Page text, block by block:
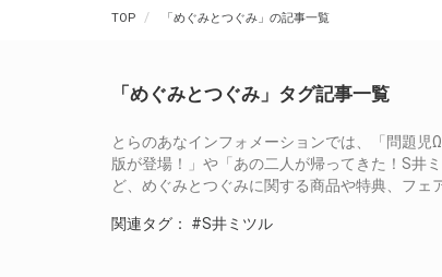
TOP 「めぐみとつぐみ」の記事一覧
「めぐみとつぐみ」タグ記事一覧
とらのあなインフォメーションでは、「問題
版が登場！」や「あの二人が帰ってきた！S井
ど、めぐみとつぐみに関する商品や特典、フェ
関連タグ： #S井ミツル